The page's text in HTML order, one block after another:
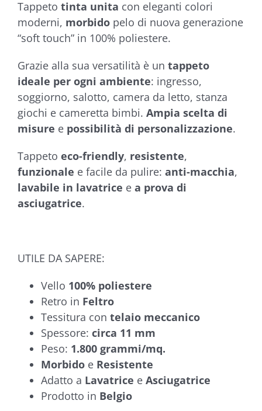
€108,90
Tappeto tinta unita con eleganti colori
moderni, morbido pelo di nuova generazione
“soft touch” in 100% poliestere.
Grazie alla sua versatilità è un tappeto
ideale per ogni ambiente: ingresso,
soggiorno, salotto, camera da letto, stanza
giochi e cameretta bimbi. Ampia scelta di
misure e possibilità di personalizzazione.
Tappeto eco-friendly, resistente,
funzionale e facile da pulire: anti-macchia,
lavabile in lavatrice e a prova di
asciugatrice.
UTILE DA SAPERE:
Vello 100% poliestere
Retro in Feltro
Tessitura con telaio meccanico
Spessore: circa 11 mm
Peso: 1.800 grammi/mq.
Morbido e Resistente
Adatto a Lavatrice e Asciugatrice
Prodotto in Belgio